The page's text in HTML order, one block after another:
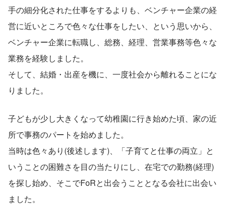
手の細分化された仕事をするよりも、ベンチャー企業の経
営に近いところで色々な仕事をしたい、という思いから、
ベンチャー企業に転職し、総務、経理、営業事務等色々な
業務を経験しました。
そして、結婚・出産を機に、一度社会から離れることにな
りました。
子どもが少し大きくなって幼稚園に行き始めた頃、家の近
所で事務のパートを始めました。
当時は色々あり(後述します)、「子育てと仕事の両立」と
いうことの困難さを目の当たりにし、在宅での勤務(経理)
を探し始め、そこでFoRと出会うこととなる会社に出会い
ました。